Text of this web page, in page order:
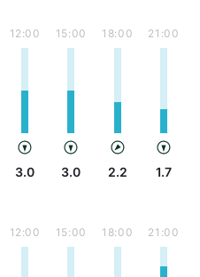
12:00
3.0
15:00
3.0
18:00
2.2
21:00
1.7
12:00 15:00 18:00 21:00